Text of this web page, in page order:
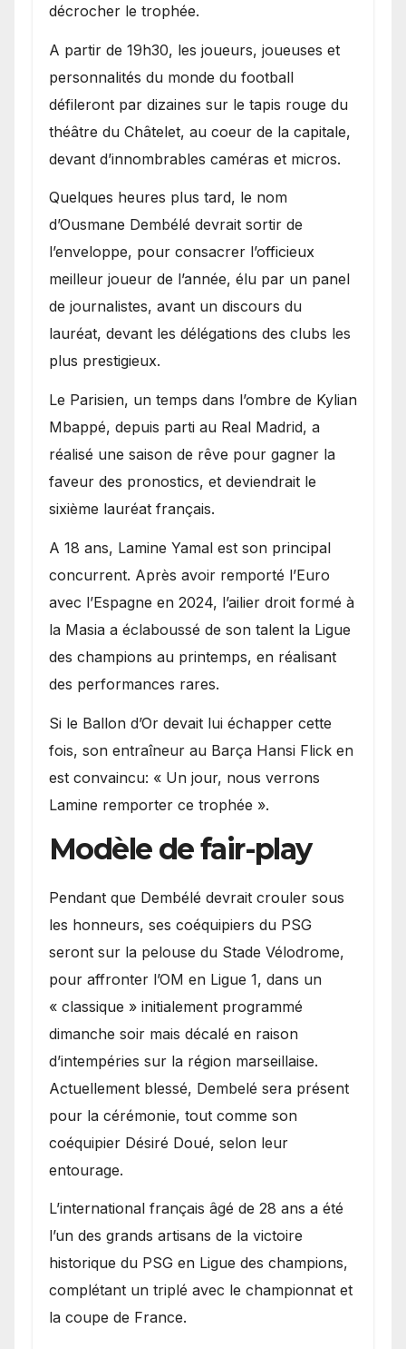
décrocher le trophée.
A partir de 19h30, les joueurs, joueuses et
personnalités du monde du football
défileront par dizaines sur le tapis rouge du
théâtre du Châtelet, au coeur de la capitale,
devant d’innombrables caméras et micros.
Quelques heures plus tard, le nom
d’Ousmane Dembélé devrait sortir de
l’enveloppe, pour consacrer l’officieux
meilleur joueur de l’année, élu par un panel
de journalistes, avant un discours du
lauréat, devant les délégations des clubs les
plus prestigieux.
Le Parisien, un temps dans l’ombre de Kylian
Mbappé, depuis parti au Real Madrid, a
réalisé une saison de rêve pour gagner la
faveur des pronostics, et deviendrait le
sixième lauréat français.
A 18 ans, Lamine Yamal est son principal
concurrent. Après avoir remporté l’Euro
avec l’Espagne en 2024, l’ailier droit formé à
la Masia a éclaboussé de son talent la Ligue
des champions au printemps, en réalisant
des performances rares.
Si le Ballon d’Or devait lui échapper cette
fois, son entraîneur au Barça Hansi Flick en
est convaincu: « Un jour, nous verrons
Lamine remporter ce trophée ».
Modèle de fair-play
Pendant que Dembélé devrait crouler sous
les honneurs, ses coéquipiers du PSG
seront sur la pelouse du Stade Vélodrome,
pour affronter l’OM en Ligue 1, dans un
« classique » initialement programmé
dimanche soir mais décalé en raison
d’intempéries sur la région marseillaise.
Actuellement blessé, Dembelé sera présent
pour la cérémonie, tout comme son
coéquipier Désiré Doué, selon leur
entourage.
L’international français âgé de 28 ans a été
l’un des grands artisans de la victoire
historique du PSG en Ligue des champions,
complétant un triplé avec le championnat et
la coupe de France.